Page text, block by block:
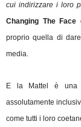
cui indirizzare i loro
Changing The Face
proprio quella di
media.
E la Mattel è una
assolutamente
come tutti i loro